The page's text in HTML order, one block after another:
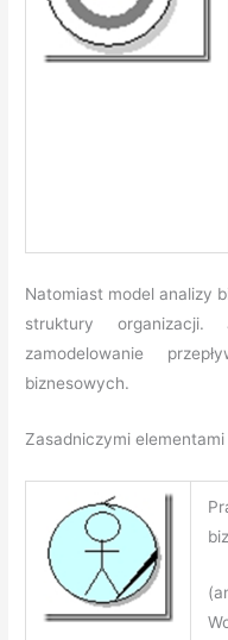
Natomiast model analizy
struktury
zamodelowanie
biznesowych.
Zasadniczymi